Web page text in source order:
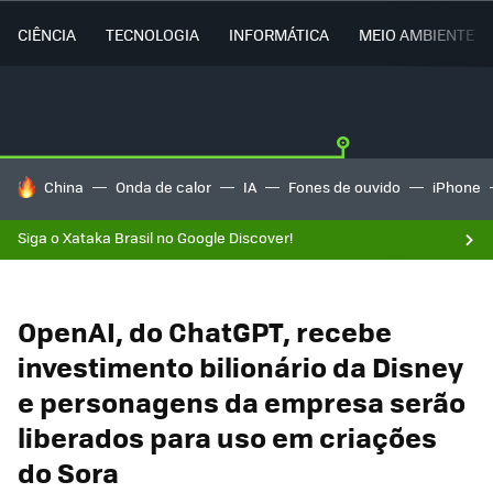
CIÊNCIA TECNOLOGIA INFORMÁTICA MEIO AMBIENTE
TENDÊNCIAS DO DIA
China Onda de calor IA Fones de ouvido iPhone
Siga o Xataka Brasil no Google Discover!
OpenAI, do ChatGPT, recebe
investimento bilionário da Disney
e personagens da empresa serão
liberados para uso em criações
do Sora